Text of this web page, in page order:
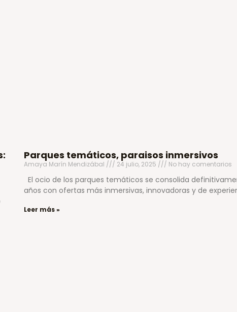
Parques temáticos, paraisos inmersivos
Amaya Marín Mendizábal 24 julio, 2025 No hay comentarios
El ocio de los parques temáticos se consolida
años con ofertas más inmersivas, innovadoras y de
Leer más »